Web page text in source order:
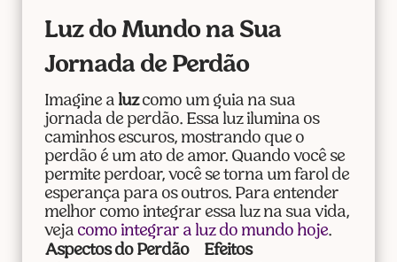
Luz do Mundo na Sua
Jornada de Perdão
Imagine a luzcomo um guia na sua
jornada de perdão. Essa luz ilumina os
caminhos escuros, mostrando que o
perdão é um ato de amor. Quando você se
permite perdoar, você se torna um farol de
esperança para os outros. Para entender
melhor como integrar essa luz na sua vida,
veja como integrar a luz do mundo hoje.
Aspectos do Perdão
Efeitos